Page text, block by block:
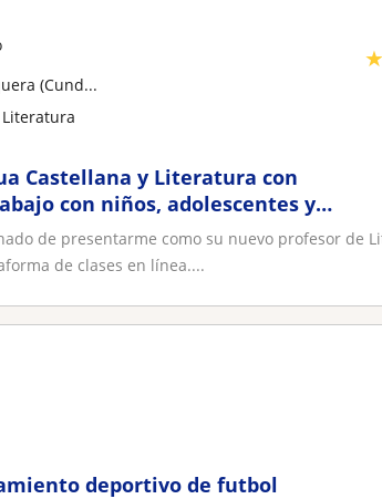
★
(Cund...
Castellana y Literatura con
con niños, adolescentes y
de presentarme como su nuevo profesor de
de clases en línea....
deportivo de futbol